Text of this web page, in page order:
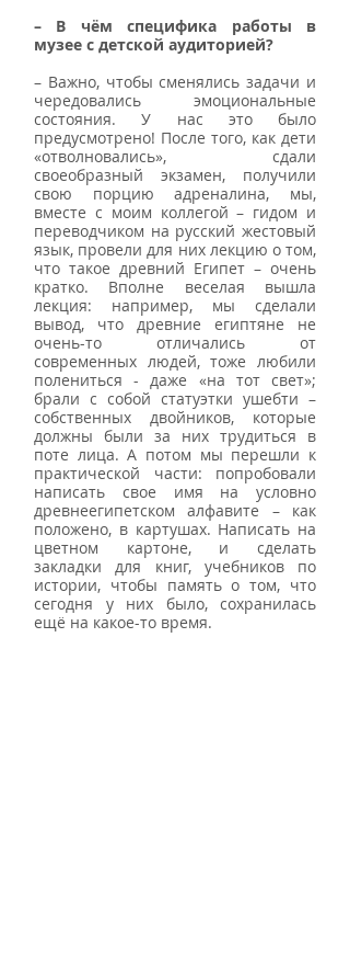
– В чём специфика работы в
музее с детской аудиторией?
– Важно, чтобы сменялись задачи и
чередовались эмоциональные
состояния. У нас это было
предусмотрено! После того, как дети
«отволновались», сдали
своеобразный экзамен, получили
свою порцию адреналина, мы,
вместе с моим коллегой – гидом и
переводчиком на русский жестовый
язык, провели для них лекцию о том,
что такое древний Египет – очень
кратко. Вполне веселая вышла
лекция: например, мы сделали
вывод, что древние египтяне не
очень-то отличались от
современных людей, тоже любили
полениться - даже «на тот свет»;
брали с собой статуэтки ушебти –
собственных двойников, которые
должны были за них трудиться в
поте лица. А потом мы перешли к
практической части: попробовали
написать свое имя на условно
древнеегипетском алфавите – как
положено, в картушах. Написать на
цветном картоне, и сделать
закладки для книг, учебников по
истории, чтобы память о том, что
сегодня у них было, сохранилась
ещё на какое-то время.